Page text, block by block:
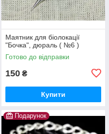
Маятник для біолокації
"Бочка", дюраль ( №6 )
Готово до відправки
150 ₴
Купити
Подарунок